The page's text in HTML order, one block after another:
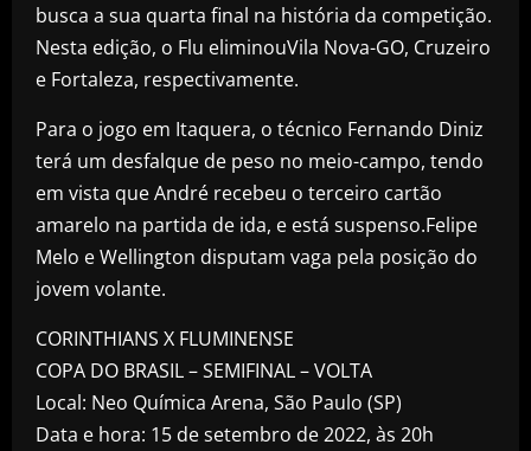
busca a sua quarta final na história da competição.
Nesta edição, o Flu eliminouVila Nova-GO, Cruzeiro
e Fortaleza, respectivamente.
Para o jogo em Itaquera, o técnico Fernando Diniz
terá um desfalque de peso no meio-campo, tendo
em vista que André recebeu o terceiro cartão
amarelo na partida de ida, e está suspenso.Felipe
Melo e Wellington disputam vaga pela posição do
jovem volante.
CORINTHIANS X FLUMINENSE
COPA DO BRASIL – SEMIFINAL – VOLTA
Local: Neo Química Arena, São Paulo (SP)
Data e hora: 15 de setembro de 2022, às 20h